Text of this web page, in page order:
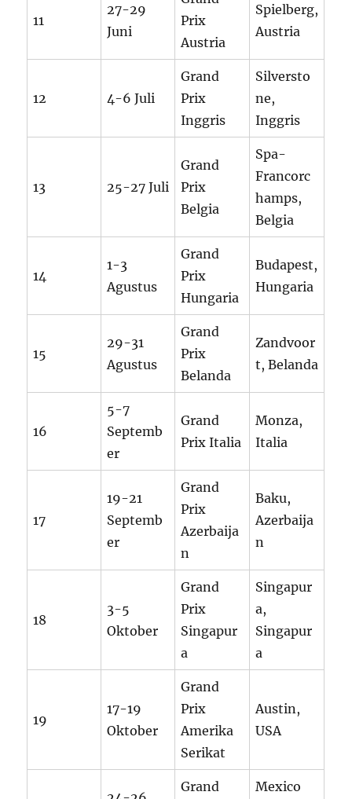
11
27-29
Juni
Prix
Austria
Spielberg,
Austria
12 4-6 Juli
Grand
Prix
Inggris
Silversto
ne,
Inggris
13 25-27 Juli
Grand
Prix
Belgia
Spa-
Francorc
hamps,
Belgia
14
1-3
Agustus
Grand
Prix
Hungaria
Budapest,
Hungaria
15
29-31
Agustus
Grand
Prix
Belanda
Zandvoor
t, Belanda
16
5-7
Septemb
er
Grand
Prix Italia
Monza,
Italia
17
19-21
Septemb
er
Grand
Prix
Azerbaija
n
Baku,
Azerbaija
n
18
3-5
Oktober
Grand
Prix
Singapur
a
Singapur
a,
Singapur
a
19
17-19
Oktober
Grand
Prix
Amerika
Serikat
Austin,
USA
Grand Mexico